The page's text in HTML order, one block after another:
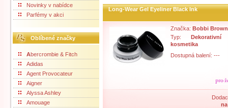
Novinky v nabídce
Parfémy v akci
Oblíbené značky
Abercrombie & Fitch
Adidas
Agent Provocateur
Aigner
Alyssa Ashley
Amouage
Long-Wear Gel Eyeliner Black Ink
Značka: Bobbi Brown
Typ:
Dekorativní
kosmetika
Dostupná balení: ---